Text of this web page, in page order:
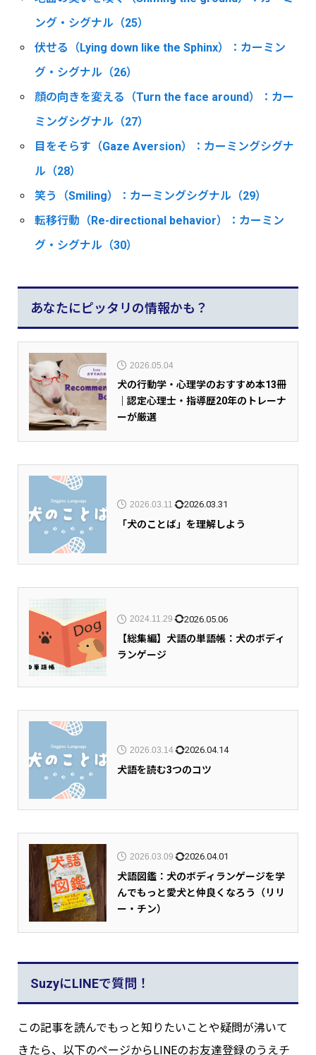
ング・シグナル（25）
伏せる（Lying down like the Sphinx）：カーミン
グ・シグナル（26）
顔の向きを変える（Turn the face around）：カー
ミングシグナル（27）
目をそらす（Gaze Aversion）：カーミングシグナ
ル（28）
笑う（Smiling）：カーミングシグナル（29）
転移行動（Re-directional behavior）：カーミン
グ・シグナル（30）
あなたにピッタリの情報かも？
2026.05.04
犬の行動学・心理学のおすすめ本13冊
｜認定心理士・指導歴20年のトレーナ
ーが厳選
2026.03.11 2026.03.31
「犬のことば」を理解しよう
2024.11.29 2026.05.06
【総集編】犬語の単語帳：犬のボディ
ランゲージ
2026.03.14 2026.04.14
犬語を読む3つのコツ
2026.03.09 2026.04.01
犬語図鑑：犬のボディランゲージを学
んでもっと愛犬と仲良くなろう（リリ
ー・チン）
SuzyにLINEで質問！
この記事を読んでもっと知りたいことや疑問が沸いて
きたら、以下のページからLINEのお友達登録のうえチ